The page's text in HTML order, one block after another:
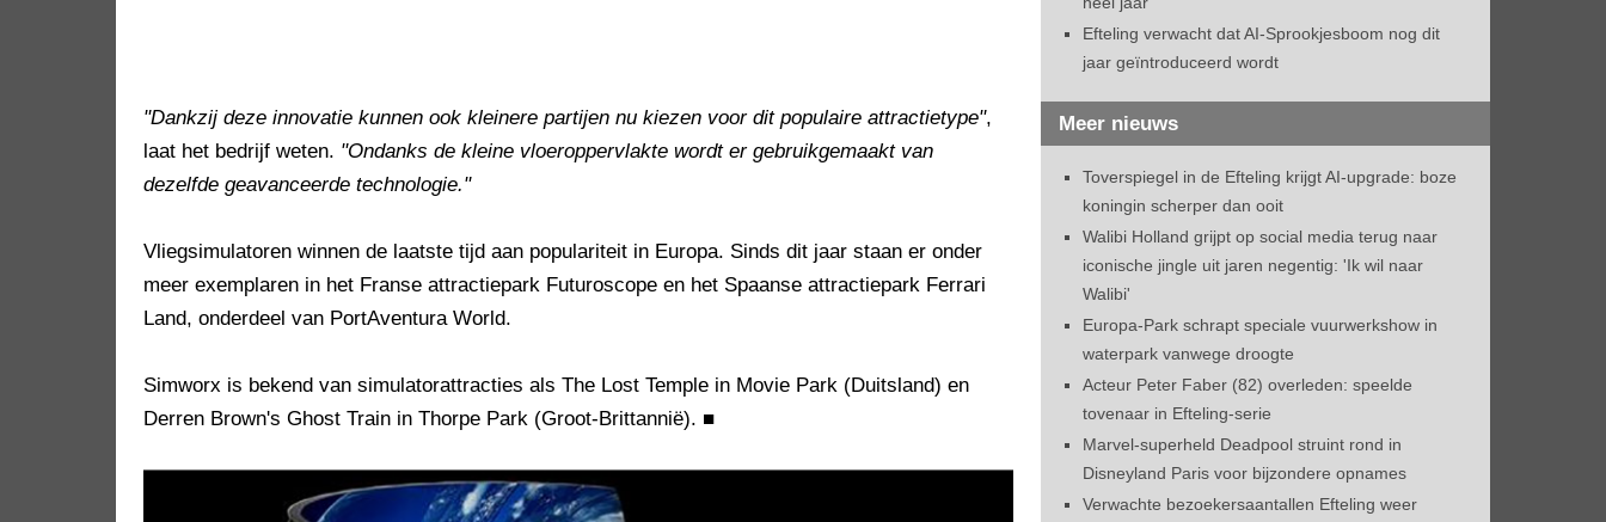
"Dankzij deze innovatie kunnen ook kleinere partijen nu kiezen voor dit populaire attractietype",
laat het bedrijf weten. "Ondanks de kleine vloeroppervlakte wordt er gebruikgemaakt van
dezelfde geavanceerde technologie."
Vliegsimulatoren winnen de laatste tijd aan populariteit in Europa. Sinds dit jaar staan er onder
meer exemplaren in het Franse attractiepark Futuroscope en het Spaanse attractiepark Ferrari
Land, onderdeel van PortAventura World.
Simworx is bekend van simulatorattracties als The Lost Temple in Movie Park (Duitsland) en
Derren Brown's Ghost Train in Thorpe Park (Groot-Brittannië). ■
Efteling verwacht dat AI-Sprookjesboom nog dit
jaar geïntroduceerd wordt
Meer nieuws
Toverspiegel in de Efteling krijgt AI-upgrade: boze
koningin scherper dan ooit
Walibi Holland grijpt op social media terug naar
iconische jingle uit jaren negentig: 'Ik wil naar
Walibi'
Europa-Park schrapt speciale vuurwerkshow in
waterpark vanwege droogte
Acteur Peter Faber (82) overleden: speelde
tovenaar in Efteling-serie
Marvel-superheld Deadpool struint rond in
Disneyland Paris voor bijzondere opnames
Verwachte bezoekersaantallen Efteling weer